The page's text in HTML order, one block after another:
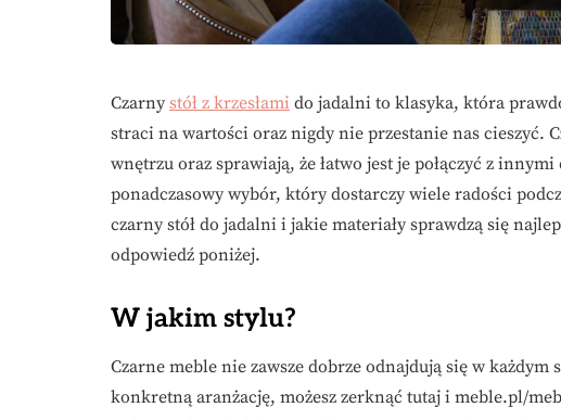
Czarny stół z krzesłami do jadalni to klasyka, która
straci na wartości oraz nigdy nie przestanie nas cieszyć.
wnętrzu oraz sprawiają, że łatwo jest je połączyć z
ponadczasowy wybór, który dostarczy wiele radości
czarny stół do jadalni i jakie materiały sprawdzą się
odpowiedź poniżej.
W jakim stylu?
Czarne meble nie zawsze dobrze odnajdują się w każdym
konkretną aranżację, możesz zerknąć tutaj i meble.pl/